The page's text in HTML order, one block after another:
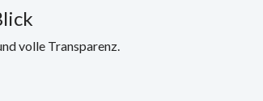
volle Transparenz.